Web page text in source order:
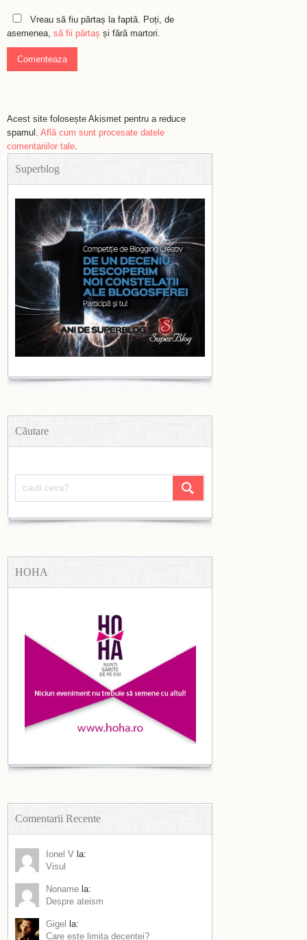
Vreau să fiu părtaș la faptă. Poți, de
asemenea, să fii părtaș și fără martori.
Acest site folosește Akismet pentru a reduce
spamul. Află cum sunt procesate datele
comentariilor tale.
Superblog
Căutare
HOHA
Comentarii Recente
Ionel V la:
Visul
Noname la:
Despre ateism
Gigel
la:
Care este limita decenței?